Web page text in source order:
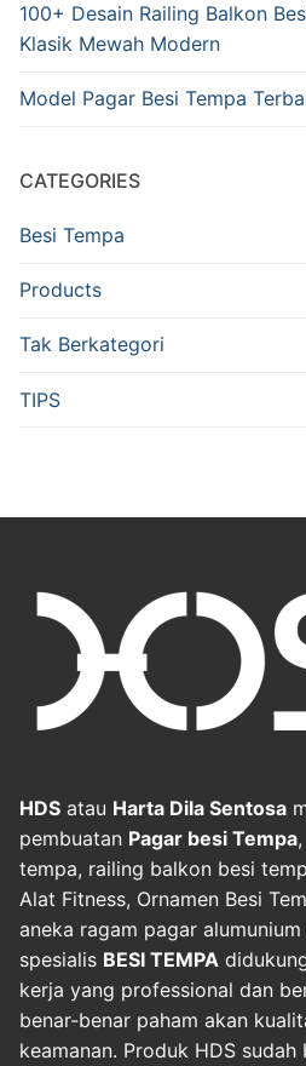
100+ Desain Railing Balkon
Klasik Mewah Modern
Model Pagar Besi Tempa
CATEGORIES
Besi Tempa
Products
Tak Berkategori
TIPS
HDS atau Harta Dila Sentosa
pembuatan Pagar besi Tempa
tempa, railing balkon besi
Alat Fitness, Ornamen Besi
aneka ragam pagar alumunium
spesialis BESI TEMPA
kerja yang professional dan
benar-benar paham akan
keamanan. Produk HDS